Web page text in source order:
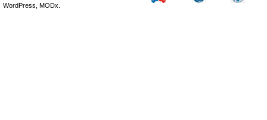
WordPress, MODx.